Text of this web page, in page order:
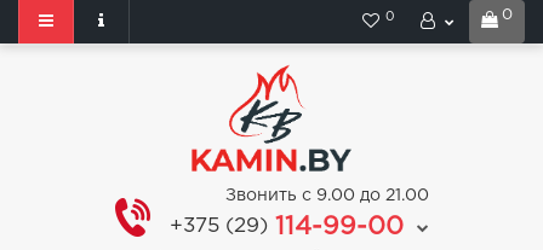
0
0
Звонить с 9.00 до 21.00
+375 (29) 114-99-00